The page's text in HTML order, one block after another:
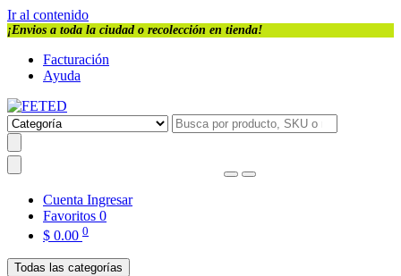
Ir al contenido
¡Envios a toda la ciudad o recolección en tienda!
Facturación
Ayuda
Cuenta Ingresar
Favoritos 0
$ 0.00 0
Todas las categorías